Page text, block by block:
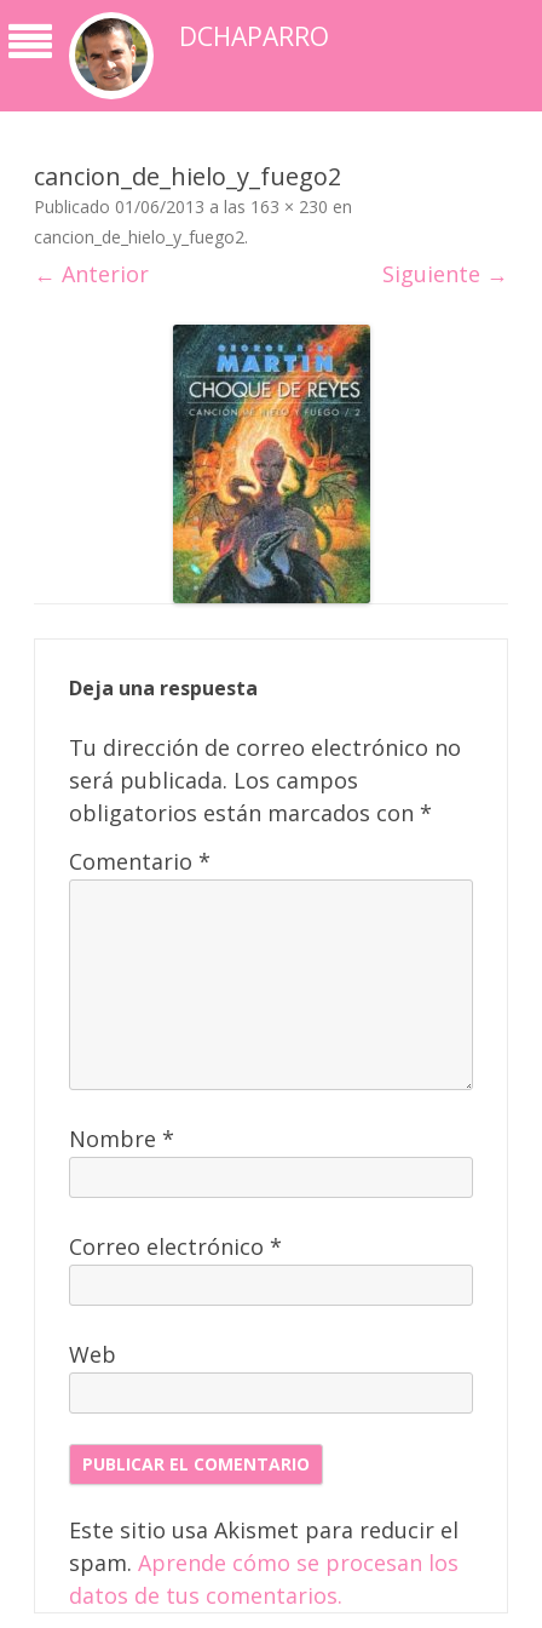
DCHAPARRO
cancion_de_hielo_y_fuego2
Publicado 01/06/2013 a las 163 × 230 en
cancion_de_hielo_y_fuego2.
← Anterior Siguiente →
Deja una respuesta
Tu dirección de correo electrónico no
será publicada. Los campos
obligatorios están marcados con *
Comentario *
Nombre *
Correo electrónico *
Web
Este sitio usa Akismet para reducir el
spam. Aprende cómo se procesan los
datos de tus comentarios.